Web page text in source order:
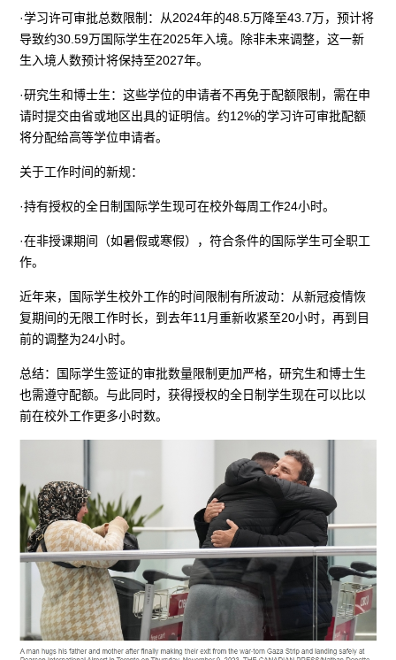
·学习许可审批总数限制：从2024年的48.5万降至43.7万，预计将
导致约30.59万国际学生在2025年入境。除非未来调整，这一新
生入境人数预计将保持至2027年。
·研究生和博士生：这些学位的申请者不再免于配额限制，需在申
请时提交由省或地区出具的证明信。约12%的学习许可审批配额
将分配给高等学位申请者。
关于工作时间的新规：
·持有授权的全日制国际学生现可在校外每周工作24小时。
·在非授课期间（如暑假或寒假），符合条件的国际学生可全职工
作。
近年来，国际学生校外工作的时间限制有所波动：从新冠疫情恢
复期间的无限工作时长，到去年11月重新收紧至20小时，再到目
前的调整为24小时。
总结：国际学生签证的审批数量限制更加严格，研究生和博士生
也需遵守配额。与此同时，获得授权的全日制学生现在可以比以
前在校外工作更多小时数。